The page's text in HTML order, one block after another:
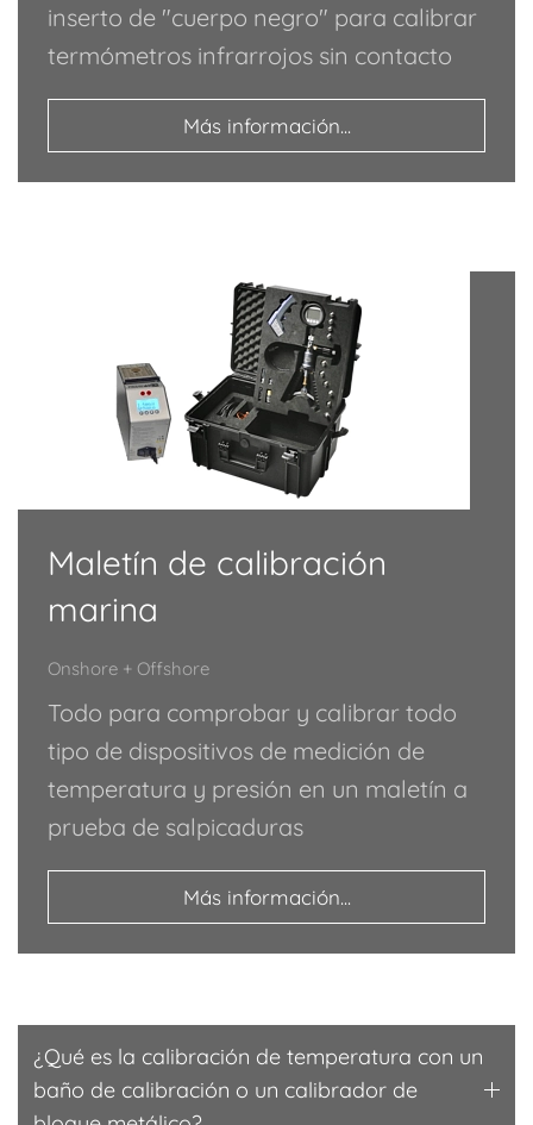
inserto de "cuerpo negro" para calibrar
termómetros infrarrojos sin contacto
Más información...
Maletín de calibración
marina
Onshore + Offshore
Todo para comprobar y calibrar todo
tipo de dispositivos de medición de
temperatura y presión en un maletín a
prueba de salpicaduras
Más información...
¿Qué es la calibración de temperatura con un
baño de calibración o un calibrador de